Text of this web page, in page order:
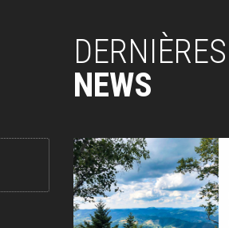
DERNIÈRES
NEWS